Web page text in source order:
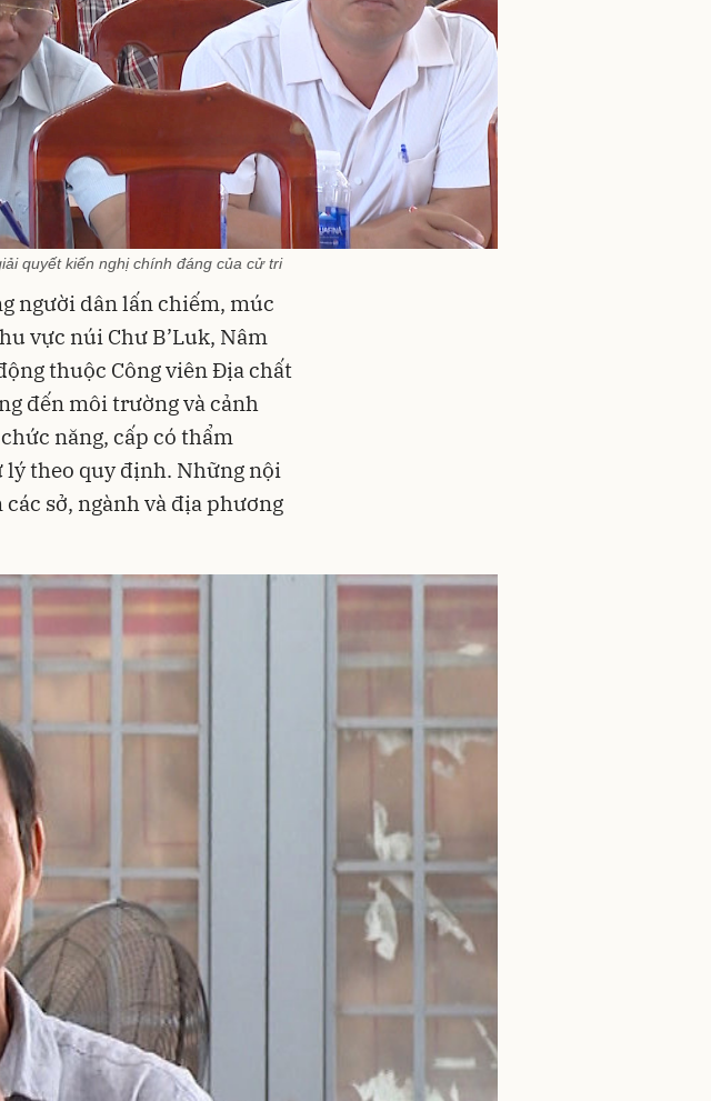
quyết kiến nghị chính đáng của cử tri
người dân lấn chiếm, múc
vực núi Chư B’Luk, Nâm
thuộc Công viên Địa chất
đến môi trường và cảnh
năng, cấp có thẩm
theo quy định. Những nội
sở, ngành và địa phương